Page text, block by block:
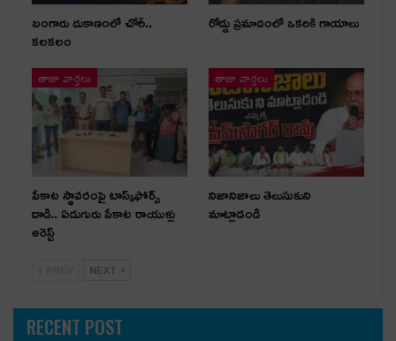
బంగారు దుకాణంలో చోరీ..
కలకలం
రోడ్డు ప్రమాదంలో ఒకరికి గాయాలు
తాజా వార్తలు
పేకాట స్థావరంపై టాస్క్‌ఫోర్స్
దాడి.. ఏడుగురు పేకాట రాయుళ్లు
అరెస్ట్
తాజా వార్తలు
నిజానిజాలు తెలుసుకుని
మాట్లాడండి
NEXT
RECENT POST